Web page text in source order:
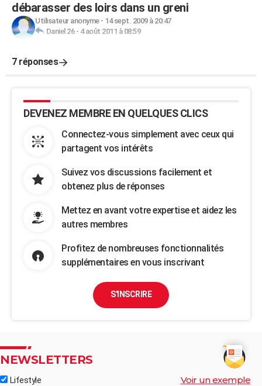
débarasser des loirs dans un greni
Utilisateur anonyme- 14 sept. 2009 à 20:47
Daniel 26- 4 août 2011 à 08:59
7 réponses
DEVENEZ MEMBRE EN QUELQUES CLICS
Connectez-vous simplement avec ceux qui
partagent vos intérêts
Suivez vos discussions facilement et
obtenez plus de réponses
Mettez en avant votre expertise et aidez les
autres membres
Profitez de nombreuses fonctionnalités
supplémentaires en vous inscrivant
S'INSCRIRE
NEWSLETTERS
Lifestyle Voir un exemple